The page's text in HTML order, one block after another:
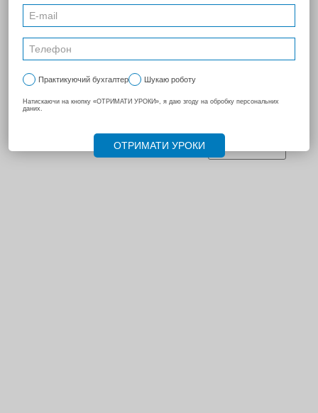
Очень Вам признательны и благодарны за Ваше терпение и
Ваш благодарный труд.
ПОПЕРЕДНЯ
174 ... 224 232 241 ... 239 240